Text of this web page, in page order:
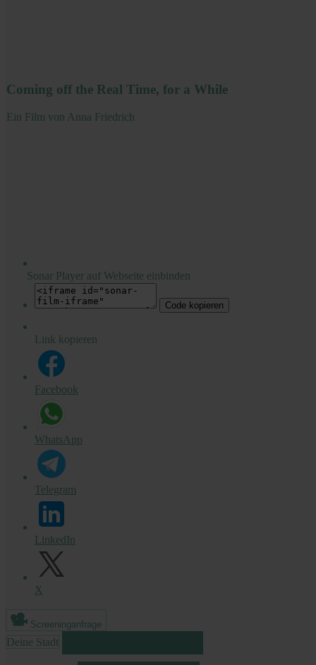
Coming off the Real Time, for a While
Ein Film von Anna Friedrich
Sonar Player auf Webseite einbinden
Code kopieren
Link kopieren
Facebook
WhatsApp
Telegram
LinkedIn
X
Screeninganfrage
Deine Stadt